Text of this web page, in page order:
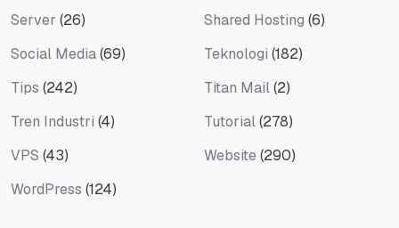
Server (26) Shared Hosting (6)
Social Media(69) Teknologi (182)
Tips (242) Titan Mail(2)
Tren Industri (4) Tutorial(278)
VPS (43) Website (290)
WordPress (124)